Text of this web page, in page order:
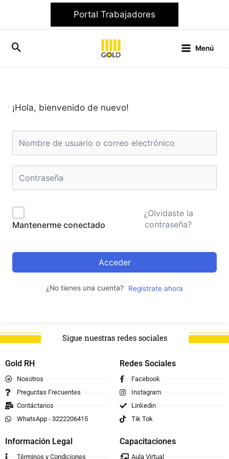
contenido
Portal Trabajadores
Menú
¡Hola, bienvenido de nuevo!
Mantenerme conectado
¿Olvidaste la
contraseña?
Acceder
¿No tienes una cuenta? Regístrate ahora
Sigue nuestras redes sociales
Gold RH
Nosotros
Preguntas Frecuentes
Contáctanos
WhatsApp - 3222206415
Redes Sociales
Facebook
Instagram
Linkedin
Tik Tok
Información Legal
Términos y Condiciones
Capacitaciones
Aula Virtual